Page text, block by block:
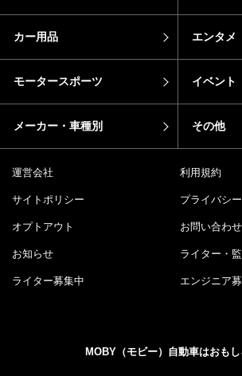
カー用品 エンタメ
モータースポーツ イベント
メーカー・車種別 その他
運営会社 利用規約
サイトポリシー プライバシ
オプトアウト お問い合わせ
お知らせ ライター・
ライター募集中 エンジニア
MOBY（モビー）自動車はおもし